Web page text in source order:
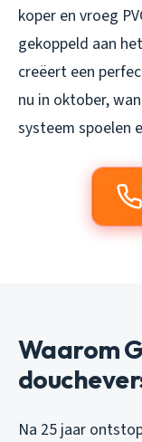
koper en vroeg
gekoppeld aan
creëert een
nu in oktober,
systeem spoelen
Waarom
Na 25 jaar